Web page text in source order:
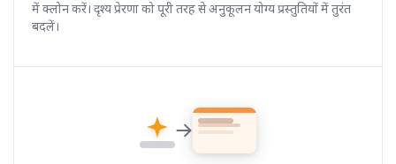
में क्लोन करें। दृश्य प्रेरणा को पूरी तरह से अनुकूलन योग्य प्रस्तुतियों में तुरंत
बदलें।